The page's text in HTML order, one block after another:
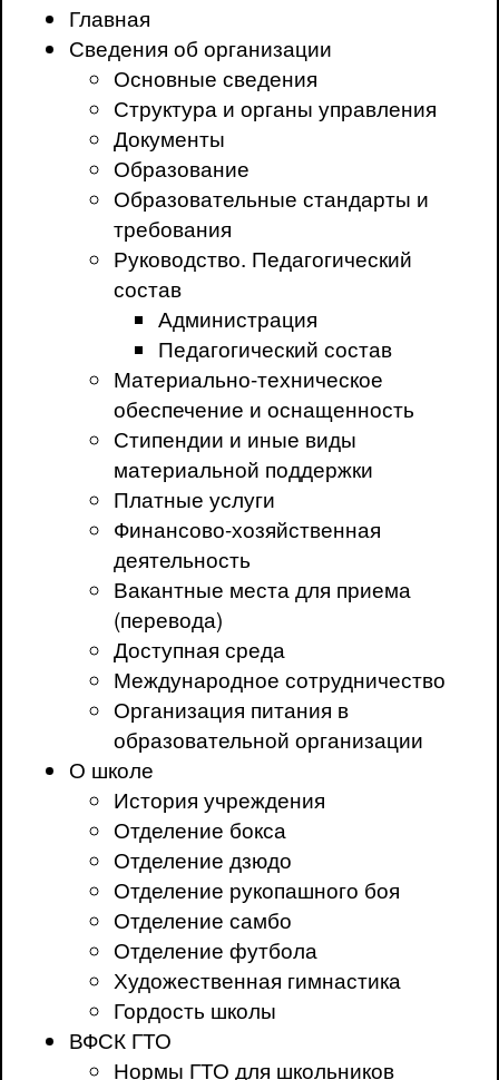
Главная
Сведения об организации
Основные сведения
Структура и органы управления
Документы
Образование
Образовательные стандарты и
требования
Руководство. Педагогический
состав
Администрация
Педагогический состав
Материально-техническое
обеспечение и оснащенность
Стипендии и иные виды
материальной поддержки
Платные услуги
Финансово-хозяйственная
деятельность
Вакантные места для приема
(перевода)
Доступная среда
Международное сотрудничество
Организация питания в
образовательной организации
О школе
История учреждения
Отделение бокса
Отделение дзюдо
Отделение рукопашного боя
Отделение самбо
Отделение футбола
Художественная гимнастика
Гордость школы
ВФСК ГТО
Нормы ГТО для школьников